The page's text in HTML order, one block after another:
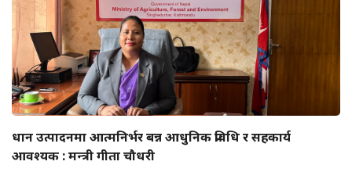
धान उत्पादनमा आत्मनिर्भर बन्न आधुनिक प्रविधि र सहकार्य
आवश्यक : मन्त्री गीता चौधरी